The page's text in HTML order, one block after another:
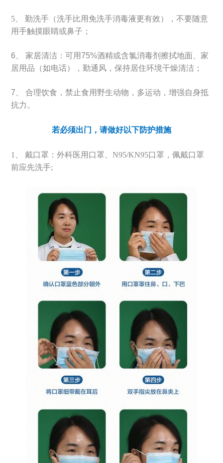
5、 勤洗手（洗手比用免洗手消毒液更有效），不要随意
用手触摸眼睛或鼻子；
6、
家居清洁：可用75%酒精或含氯消毒剂擦拭地面、家
居用品（如电话），勤通风，保持居住环境干燥清洁；
7、
合理饮食，禁止食用野生动物，多运动，增强自身抵
抗力。
若必须出门，请做好以下防护措施
1、
戴口罩：外科医用口罩、N95/KN95口罩，佩戴口罩
前应先洗手;